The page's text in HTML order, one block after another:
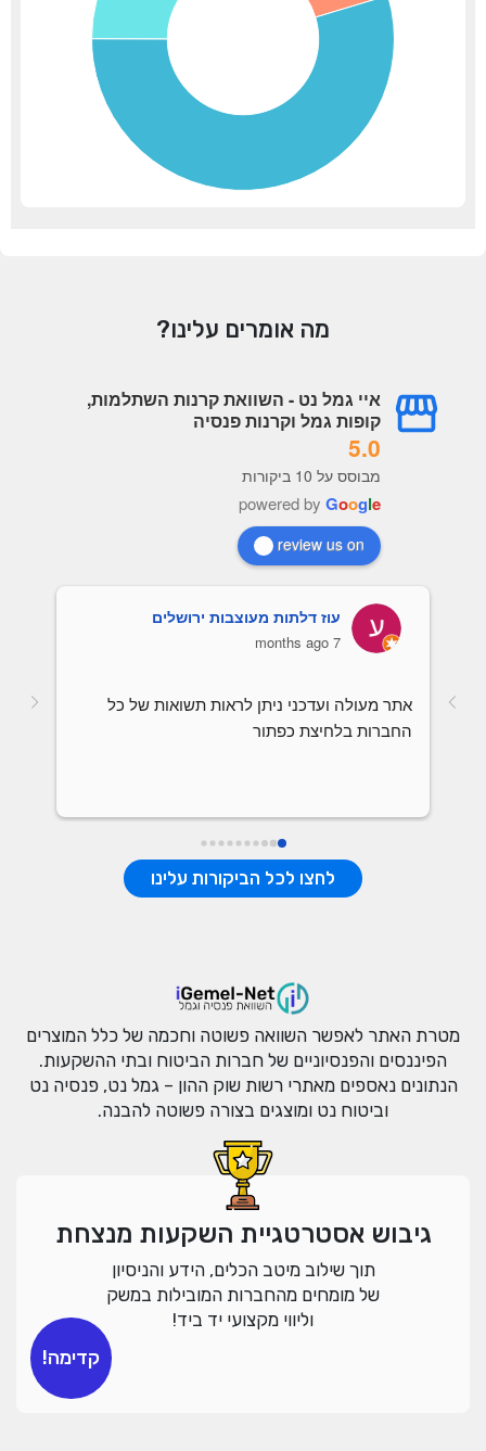
מה אומרים עלינו?
איי גמל נט - השוואת קרנות השתלמות,
קופות גמל וקרנות פנסיה
5.0
מבוסס על 10 ביקורות
powered by Google
review us on
עוז דלתות מעוצבות ירושלים
7 months ago
החברות בלחיצת כפתור
לחצו לכל הביקורות עלינו
מטרת האתר לאפשר השוואה פשוטה וחכמה של כלל המוצרים
הפיננסים והפנסיוניים של חברות הביטוח ובתי ההשקעות.
הנתונים נאספים מאתרי רשות שוק ההון – גמל נט, פנסיה נט
וביטוח נט ומוצגים בצורה פשוטה להבנה.
גיבוש אסטרטגיית השקעות מנצחת
תוך שילוב מיטב הכלים, הידע והניסיון
של מומחים מהחברות המובילות במשק
וליווי מקצועי יד ביד!
קדימה!